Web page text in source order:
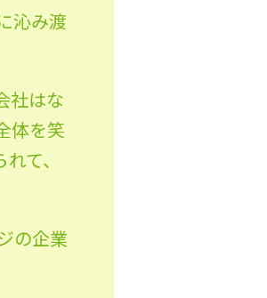
沁み渡
社はな
体を笑
て、
の企業